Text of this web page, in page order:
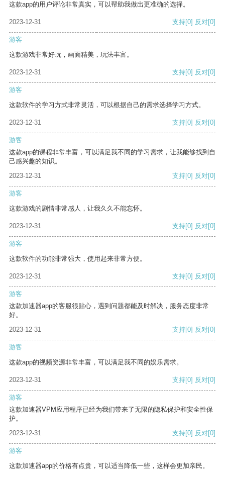
这款app的用户评论非常真实，可以帮助我做出更准确的选择。
2023-12-31 支持[0] 反对[0]
游客
这款游戏非常好玩，画面精美，玩法丰富。
2023-12-31 支持[0] 反对[0]
游客
这款软件的学习方式非常灵活，可以根据自己的需求选择学习方式。
2023-12-31 支持[0] 反对[0]
游客
这款app的课程非常丰富，可以满足我不同的学习需求，让我能够找到自
己感兴趣的知识。
2023-12-31
支持[0] 反对[0]
游客
这款游戏的剧情非常感人，让我久久不能忘怀。
2023-12-31 支持[0] 反对[0]
游客
这款软件的功能非常强大，使用起来非常方便。
2023-12-31 支持[0] 反对[0]
游客
这款加速器app的客服很贴心，遇到问题都能及时解决，服务态度非常
好。
2023-12-31
支持[0] 反对[0]
游客
这款app的视频资源非常丰富，可以满足我不同的娱乐需求。
2023-12-31 支持[0] 反对[0]
游客
这款加速器VPM应用程序已经为我们带来了无限的隐私保护和安全性保
护。
2023-12-31
支持[0] 反对[0]
游客
这款加速器app的价格有点贵，可以适当降低一些，这样会更加亲民。